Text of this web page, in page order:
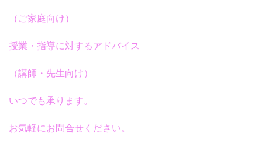
（ご家庭向け）
授業・指導に対するアドバイス
（講師・先生向け）
いつでも承ります。
お気軽にお問合せください。